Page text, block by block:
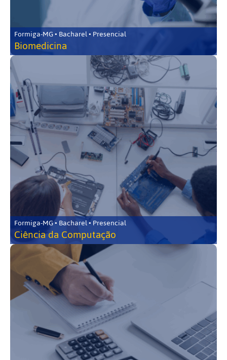
Formiga-MG • Bacharel • Presencial
Biomedicina
Formiga-MG • Bacharel • Presencial
Ciência da Computação